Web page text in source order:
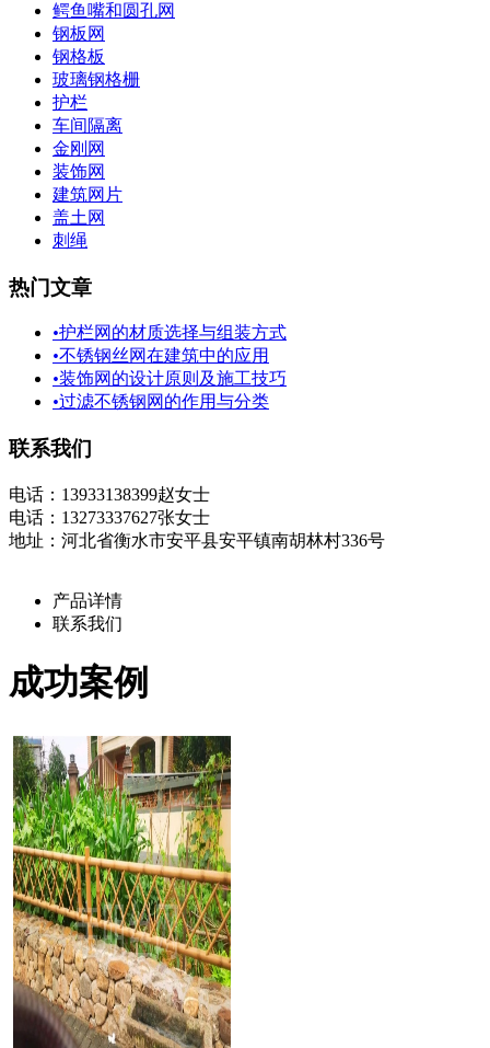
鳄鱼嘴和圆孔网
钢板网
钢格板
玻璃钢格栅
护栏
车间隔离
金刚网
装饰网
建筑网片
盖土网
刺绳
热门文章
•护栏网的材质选择与组装方式
•不锈钢丝网在建筑中的应用
•装饰网的设计原则及施工技巧
•过滤不锈钢网的作用与分类
联系我们
电话：13933138399赵女士
电话：13273337627张女士
地址：河北省衡水市安平县安平镇南胡林村336号
产品详情
联系我们
成功案例